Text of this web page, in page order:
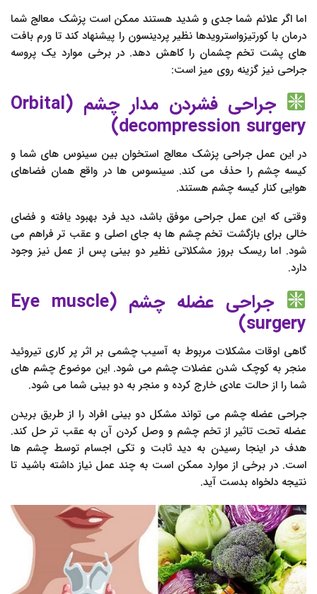
اما اگر علائم شما جدی و شدید هستند ممکن است پزشک معالج شما
درمان با کورتیزواسترویدها نظیر پردینسون را پیشنهاد کند تا ورم بافت
های پشت تخم چشمان را کاهش دهد. در برخی موارد یک پروسه
جراحی نیز گزینه روی میز است:
جراحی فشردن مدار چشم (Orbital
decompression surgery)
در این عمل جراحی پزشک معالج استخوان بین سینوس های شما و
کیسه چشم را حذف می کند. سینسوس ها در واقع همان فضاهای
هوایی کنار کیسه چشم هستند.
وقتی که این عمل جراحی موفق باشد، دید فرد بهبود یافته و فضای
خالی برای بازگشت تخم چشم ها به جای اصلی و عقب تر فراهم می
شود. اما ریسک بروز مشکلاتی نظیر دو بینی پس از عمل نیز وجود
دارد.
جراحی عضله چشم (Eye muscle
surgery)
گاهی اوقات مشکلات مربوط به آسیب چشمی بر اثر پر کاری تیروئید
منجر به کوچک شدن عضلات چشم می شود. این موضوع چشم های
شما را از حالت عادی خارج کرده و منجر به دو بینی شما می شود.
جراحی عضله چشم می تواند مشکل دو بینی افراد را از طریق بریدن
عضله تحت تاثیر از تخم چشم و وصل کردن آن به عقب تر حل کند.
هدف در اینجا رسیدن به دید ثابت و تکی اجسام توسط چشم ها
است. در برخی از موارد ممکن است به چند عمل نیاز داشته باشید تا
نتیجه دلخواه بدست آید.